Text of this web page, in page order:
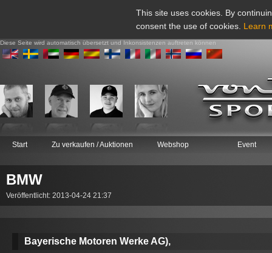
This site uses cookies. By
consent the use of cookies. Learn
Diese Seite wird automatisch übersetzt und Inkonsistenzen auftreten können
Start Zu verkaufen / Auktionen Webshop Event
BMW
Veröffentlicht: 2013-04-24 21:37
Bayerische Motoren Werke AG),